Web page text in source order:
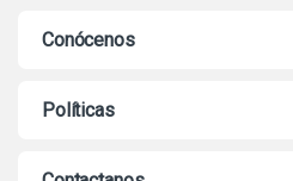
Conócenos
Políticas